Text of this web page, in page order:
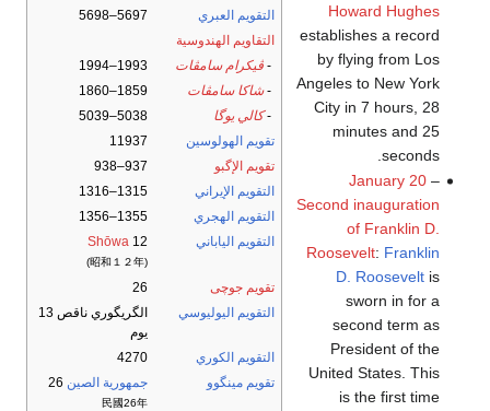
التقويم العبري
5697–5698
التقاويم الهندوسية
- ڤيكرام سامڤات
1993–1994
-شاكا سامڤات
1859–1860
-كالي يوگا
5038–5039
تقويم الهولوسين
11937
تقويم الإگبو
937–938
التقويم الإيراني
1315–1316
التقويم الهجري
1355–1356
التقويم الياباني
Shōwa 12
(昭和１２年)
تقويم جوچى
26
التقويم اليوليوسي
الگريگوري ناقص 13
يوم
التقويم الكوري
4270
تقويم مينگوو
جمهورية الصين
民國26年
Howard Hughes
establishes a record
by flying from Los
Angeles to New York
City in 7 hours, 28
minutes and 25
seconds.
January 20–
Second inauguration
of Franklin D.
Roosevelt: Franklin
D. Rooseveltis
sworn in for a
second term as
President of the
United States. This
is the first time